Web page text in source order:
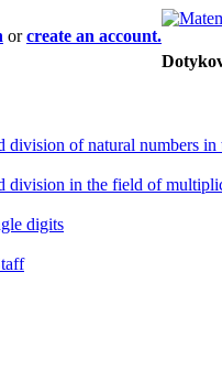
orcreate an account.
division of natural numbers in
division in the field of
digits